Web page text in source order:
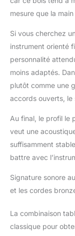
mesure que la
Si vous cherchez
instrument orienté
personnalité
moins adaptés.
plutôt comme une
accords ouverts, le
Au final, le profil le
veut une
suffisamment
battre avec
Signature sonore
et les cordes
La combinaison
classique pour